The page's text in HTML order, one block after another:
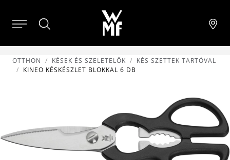
OTTHON KÉSEK ÉS SZELETELŐK
KÉS SZETTEK TARTÓVAL
KINEO KÉSKÉSZLET BLOKKAL 6 DB